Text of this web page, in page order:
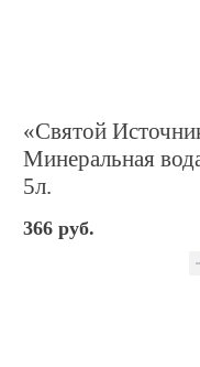
«Святой
Минеральная
5л.
366 руб.